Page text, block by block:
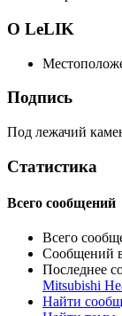
О LeLIK
Подпись
Под лежачий
Статистика
Всего сообщений
Всего
Сообщений
Последнее
Mitsubishi
Найти